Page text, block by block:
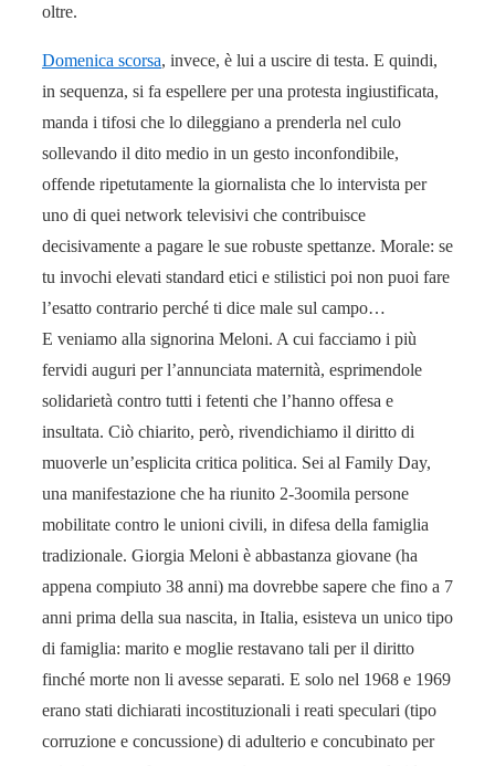
oltre.
Domenica scorsa, invece, è lui a uscire di testa. E quindi,
in sequenza, si fa espellere per una protesta ingiustificata,
manda i tifosi che lo dileggiano a prenderla nel culo
sollevando il dito medio in un gesto inconfondibile,
offende ripetutamente la giornalista che lo intervista per
uno di quei network televisivi che contribuisce
decisivamente a pagare le sue robuste spettanze. Morale: se
tu invochi elevati standard etici e stilistici poi non puoi fare
l’esatto contrario perché ti dice male sul campo…
E veniamo alla signorina Meloni. A cui facciamo i più
fervidi auguri per l’annunciata maternità, esprimendole
solidarietà contro tutti i fetenti che l’hanno offesa e
insultata. Ciò chiarito, però, rivendichiamo il diritto di
muoverle un’esplicita critica politica. Sei al Family Day,
una manifestazione che ha riunito 2-3oomila persone
mobilitate contro le unioni civili, in difesa della famiglia
tradizionale. Giorgia Meloni è abbastanza giovane (ha
appena compiuto 38 anni) ma dovrebbe sapere che fino a 7
anni prima della sua nascita, in Italia, esisteva un unico tipo
di famiglia: marito e moglie restavano tali per il diritto
finché morte non li avesse separati. E solo nel 1968 e 1969
erano stati dichiarati incostituzionali i reati speculari (tipo
corruzione e concussione) di adulterio e concubinato per